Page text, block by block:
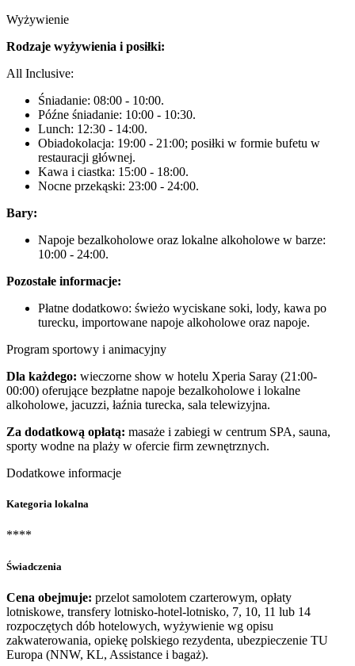
Wyżywienie
Rodzaje wyżywienia i posiłki:
All Inclusive:
Śniadanie: 08:00 - 10:00.
Późne śniadanie: 10:00 - 10:30.
Lunch: 12:30 - 14:00.
Obiadokolacja: 19:00 - 21:00; posiłki w formie bufetu w
restauracji głównej.
Kawa i ciastka: 15:00 - 18:00.
Nocne przekąski: 23:00 - 24:00.
Bary:
Napoje bezalkoholowe oraz lokalne alkoholowe w barze:
10:00 - 24:00.
Pozostałe informacje:
Płatne dodatkowo: świeżo wyciskane soki, lody, kawa po
turecku, importowane napoje alkoholowe oraz napoje.
Program sportowy i animacyjny
Dla każdego: wieczorne show w hotelu Xperia Saray (21:00-
00:00) oferujące bezpłatne napoje bezalkoholowe i lokalne
alkoholowe, jacuzzi, łaźnia turecka, sala telewizyjna.
Za dodatkową opłatą: masaże i zabiegi w centrum SPA, sauna,
sporty wodne na plaży w ofercie firm zewnętrznych.
Dodatkowe informacje
Kategoria lokalna
****
Świadczenia
Cena obejmuje: przelot samolotem czarterowym, opłaty
lotniskowe, transfery lotnisko-hotel-lotnisko, 7, 10, 11 lub 14
rozpoczętych dób hotelowych, wyżywienie wg opisu
zakwaterowania, opiekę polskiego rezydenta, ubezpieczenie TU
Europa (NNW, KL, Assistance i bagaż).